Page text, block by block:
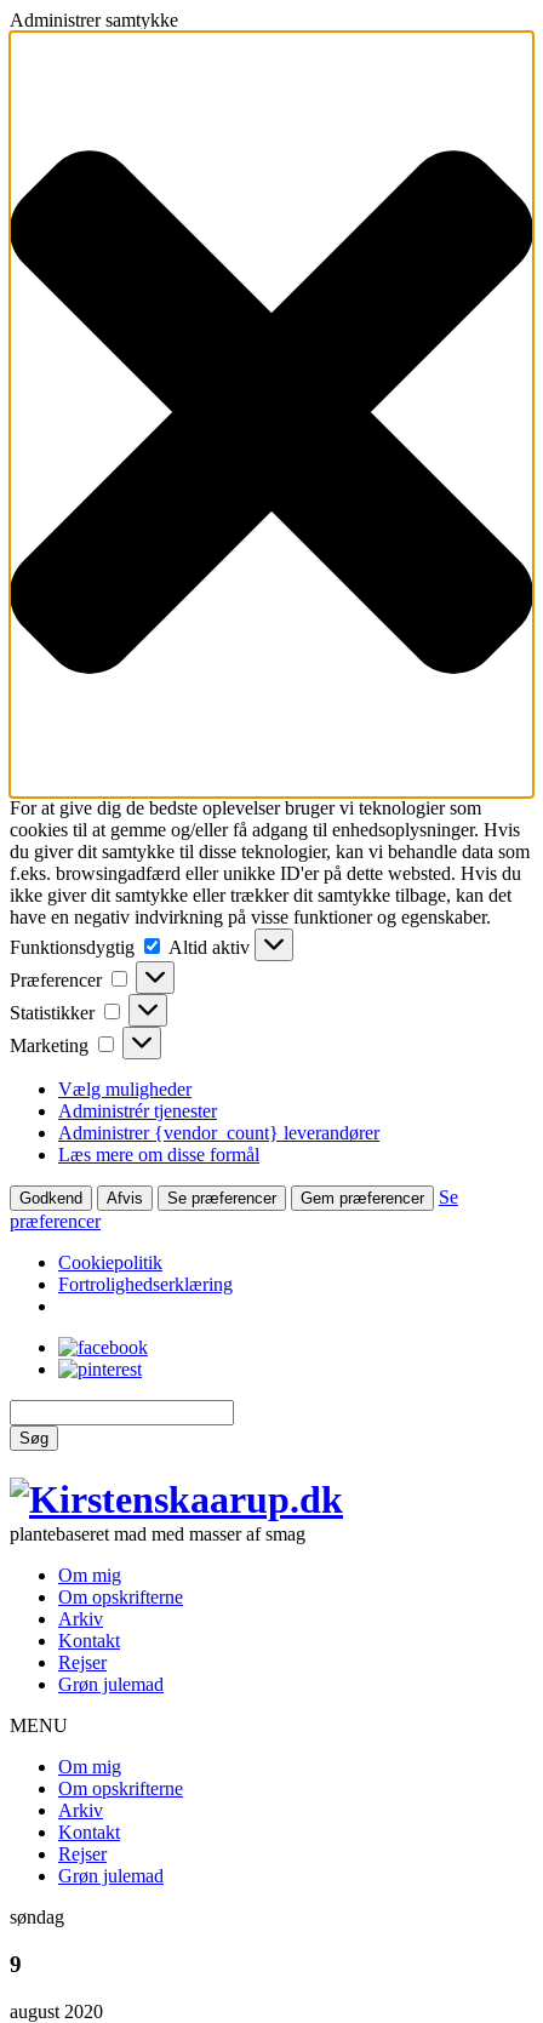
Administrer samtykke
For at give dig de bedste oplevelser bruger vi teknologier som
cookies til at gemme og/eller få adgang til enhedsoplysninger. Hvis
du giver dit samtykke til disse teknologier, kan vi behandle data som
f.eks. browsingadfærd eller unikke ID'er på dette websted. Hvis du
ikke giver dit samtykke eller trækker dit samtykke tilbage, kan det
have en negativ indvirkning på visse funktioner og egenskaber.
Funktionsdygtig
Funktionsdygtig
Altid aktiv
Præferencer
Præferencer
Statistikker Statistikker
Marketing Marketing
Vælg muligheder
Administrér tjenester
Administrer {vendor_count} leverandører
Læs mere om disse formål
Godkend Afvis Se præferencer Gem præferencer
Se
præferencer
Cookiepolitik
Fortrolighedserklæring
Søg
plantebaseret mad med masser af smag
Om mig
Om opskrifterne
Arkiv
Kontakt
Rejser
Grøn julemad
MENU
Om mig
Om opskrifterne
Arkiv
Kontakt
Rejser
Grøn julemad
søndag
9
august 2020